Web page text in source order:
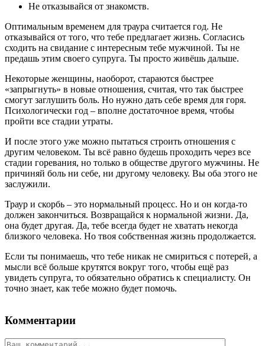
Не отказывайся от знакомств.
Оптимальным временем для траура считается год. Не
отказывайся от того, что тебе предлагает жизнь. Согласись
сходить на свидание с интересным тебе мужчиной. Ты не
предашь этим своего супруга. Ты просто живёшь дальше.
Некоторые женщины, наоборот, стараются быстрее
«запрыгнуть» в новые отношения, считая, что так быстрее
смогут заглушить боль. Но нужно дать себе время для горя.
Психологически год – вполне достаточное время, чтобы
пройти все стадии утраты.
И после этого уже можно пытаться строить отношения с
другим человеком. Ты всё равно будешь проходить через все
стадии горевания, но только в обществе другого мужчины. Не
причиняй боль ни себе, ни другому человеку. Вы оба этого не
заслужили.
Траур и скорбь – это нормальный процесс. Но и он когда-то
должен закончиться. Возвращайся к нормальной жизни. Да,
она будет другая. Да, тебе всегда будет не хватать некогда
близкого человека. Но твоя собственная жизнь продолжается.
Если ты понимаешь, что тебе никак не смириться с потерей, а
мысли всё больше крутятся вокруг того, чтобы ещё раз
увидеть супруга, то обязательно обратись к специалисту. Он
точно знает, как тебе можно будет помочь.
Комментарии